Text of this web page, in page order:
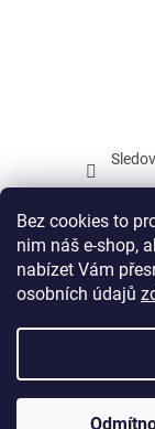
Bez cookies to
nim náš e-shop,
nabízet Vám
osobních údajů
Facebook